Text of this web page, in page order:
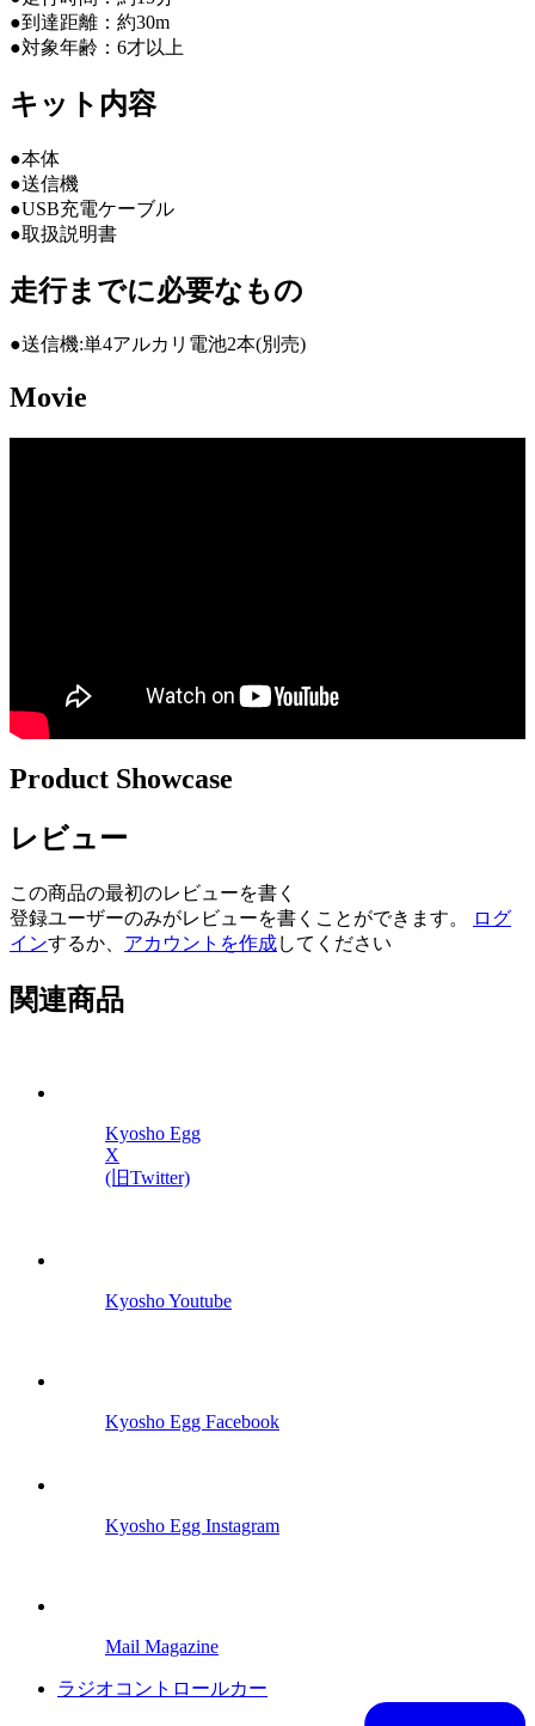
●到達距離：約30m
●対象年齢：6才以上
キット内容
●本体
●送信機
●USB充電ケーブル
●取扱説明書
走行までに必要なもの
●送信機:単4アルカリ電池2本(別売)
Movie
Product Showcase
レビュー
この商品の最初のレビューを書く
登録ユーザーのみがレビューを書くことができます。
ログ
インするか、 アカウントを作成してください
関連商品
Kyosho Egg
X
(旧Twitter)
Kyosho Youtube
Kyosho Egg Facebook
Kyosho Egg Instagram
Mail Magazine
ラジオコントロールカー